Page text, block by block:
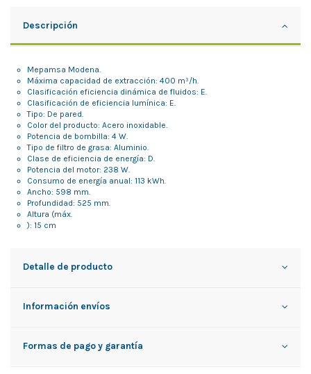
Descripción
Mepamsa Modena.
Máxima capacidad de extracción: 400 m³/h.
Clasificación eficiencia dinámica de fluidos: E.
Clasificación de eficiencia lumínica: E.
Tipo: De pared.
Color del producto: Acero inoxidable.
Potencia de bombilla: 4 W.
Tipo de filtro de grasa: Aluminio.
Clase de eficiencia de energía: D.
Potencia del motor: 238 W.
Consumo de energía anual: 113 kWh.
Ancho: 598 mm.
Profundidad: 525 mm.
Altura (máx.
): 15 cm
Detalle de producto
Información envíos
Formas de pago y garantía